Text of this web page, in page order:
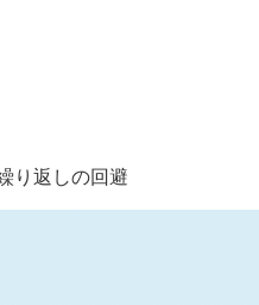
り返しの回避